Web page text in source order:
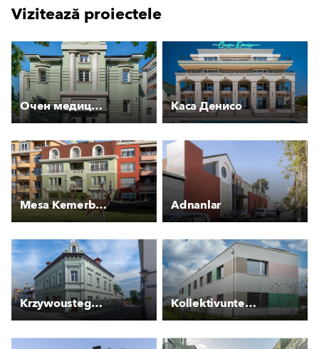
Vizitează proiectele
Очен медицински център Каса Денисо
Mesa Kemerburgaz Houses Adnanlar
Krzywoustego 3 - Kamienica Kollektivunterkunft für Asylsuchende Rankstrasse